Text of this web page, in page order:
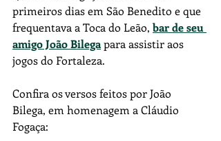
primeiros dias em São Benedito e que
frequentava a Toca do Leão, bar de seu
amigo João Bilega para assistir aos
jogos do Fortaleza.
Confira os versos feitos por João
Bilega, em homenagem a Cláudio
Fogaça: